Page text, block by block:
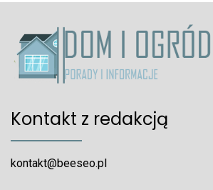
Kontakt z redakcją
kontakt@beeseo.pl